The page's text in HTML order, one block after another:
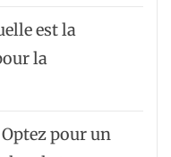
est la
la
pour un